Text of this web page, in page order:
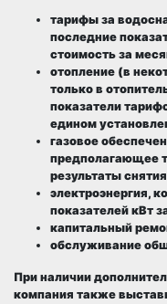
тарифы за
последние
стоимость за
отопление (в
только в
показатели
едином
газовое
предполагающее
результаты
электроэнергия,
показателей кВт
капитальный
обслуживание
При наличии
компания также